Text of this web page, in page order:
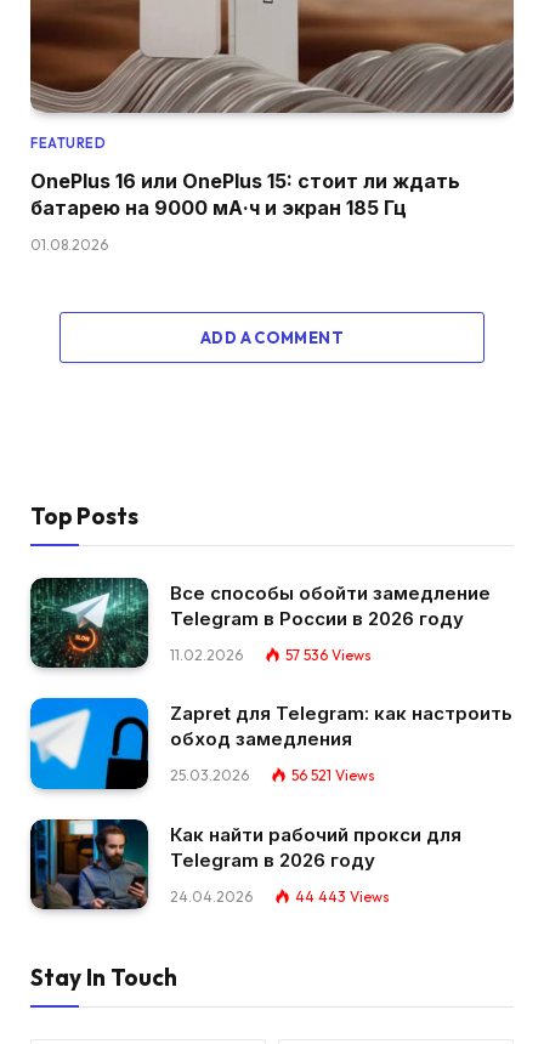
FEATURED
OnePlus 16 или OnePlus 15: стоит ли ждать
батарею на 9000 мА·ч и экран 185 Гц
01.08.2026
ADD A COMMENT
Top Posts
Все способы обойти замедление
Telegram в России в 2026 году
11.02.2026 57 536 Views
Zapret для Telegram: как настроить
обход замедления
25.03.2026 56 521 Views
Как найти рабочий прокси для
Telegram в 2026 году
24.04.2026 44 443 Views
Stay In Touch